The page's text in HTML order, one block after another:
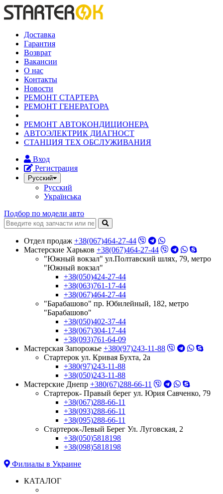
Доставка
Гарантия
Возврат
Вакансии
О нас
Контакты
Новости
РЕМОНТ СТАРТЕРА
РЕМОНТ ГЕНЕРАТОРА
РЕМОНТ АВТОКОНДИЦИОНЕРА
АВТОЭЛЕКТРИК ДИАГНОСТ
СТАНЦИЯ ТЕХ ОБСЛУЖИВАНИЯ
Вход
Регистрация
Русский
Русский
Українська
Подбор по модели авто
Отдел продаж +38(067)464-27-44
Мастерские Харьков +38(067)464-27-44
"Южный вокзал" ул.Полтавский шлях, 79, метро
"Южный вокзал"
+38(050)424-27-44
+38(063)761-17-44
+38(067)464-27-44
"Барабашово" пр. Юбилейный, 182, метро
"Барабашово"
+38(050)402-37-44
+38(067)304-17-44
+38(093)761-64-09
Мастерская Запорожье +380(97)243-11-88
Стартерок ул. Кривая Бухта, 2а
+380(97)243-11-88
+38(050)243-11-88
Мастерские Днепр +380(67)288-66-11
Стартерок- Правый берег ул. Юрия Савченко, 79
+38(067)288-66-11
+38(093)288-66-11
+38(095)288-66-11
Стартерок-Левый Берег Ул. Луговская, 2
+38(050)5818198
+38(098)5818198
Филиалы в Украине
КАТАЛОГ